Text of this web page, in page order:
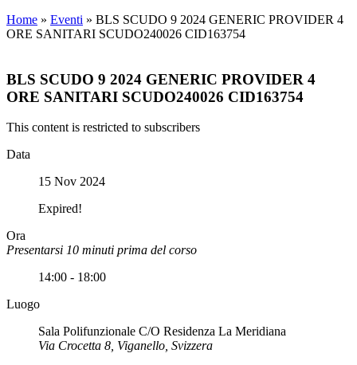
Home » Eventi » BLS SCUDO 9 2024 GENERIC PROVIDER 4
ORE SANITARI SCUDO240026 CID163754
BLS SCUDO 9 2024 GENERIC PROVIDER 4
ORE SANITARI SCUDO240026 CID163754
This content is restricted to subscribers
Data
15 Nov 2024
Expired!
Ora
Presentarsi 10 minuti prima del corso
14:00 - 18:00
Luogo
Sala Polifunzionale C/O Residenza La Meridiana
Via Crocetta 8, Viganello, Svizzera